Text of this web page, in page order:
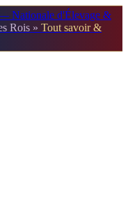
Nationale d'Élevage &
Rois » Tout savoir &